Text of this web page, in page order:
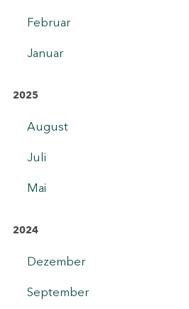
Februar
Januar
2025
August
Juli
Mai
2024
Dezember
September